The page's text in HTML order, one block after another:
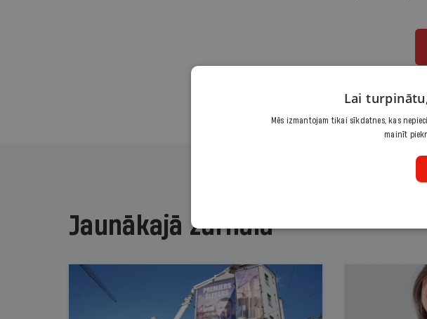
Jaunākajā žurnālā
Lai
Mēs izmantojam tikai sīkdatnes, kas
mainīt